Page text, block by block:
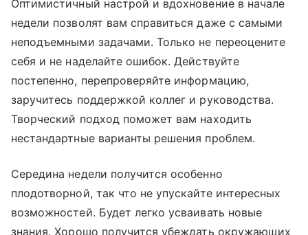
Оптимистичный настрой и вдохновение в начале
недели позволят вам справиться даже с самыми
неподъемными задачами. Только не переоцените
себя и не наделайте ошибок. Действуйте
постепенно, перепроверяйте информацию,
заручитесь поддержкой коллег и руководства.
Творческий подход поможет вам находить
нестандартные варианты решения проблем.
Середина недели получится особенно
плодотворной, так что не упускайте интересных
возможностей. Будет легко усваивать новые
знания. Хорошо получится убеждать окружающих